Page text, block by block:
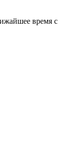
время с